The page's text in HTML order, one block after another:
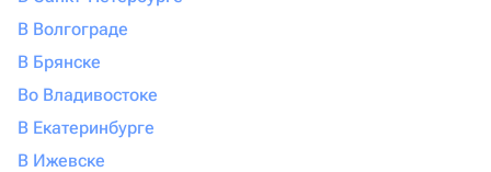
В Волгограде
В Брянске
Во Владивостоке
В Екатеринбурге
В Ижевске